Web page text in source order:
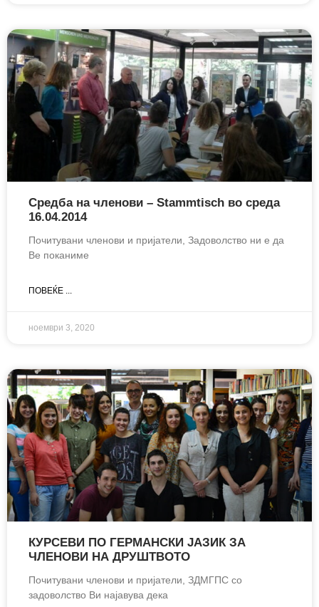
Средба на членови – Stammtisch во среда
16.04.2014
Почитувани членови и пријатели, Задоволство ни е да
Ве поканиме
ПОВЕЌЕ ...
ноември 3, 2020
КУРСЕВИ ПО ГЕРМАНСКИ ЈАЗИК ЗА
ЧЛЕНОВИ НА ДРУШТВОТО
Почитувани членови и пријатели, ЗДМГПС со
задоволство Ви најавува дека